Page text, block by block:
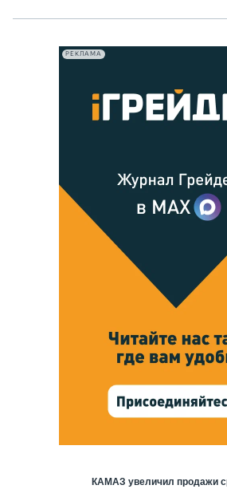
РЕКЛАМА
КАМАЗ увеличил продажи